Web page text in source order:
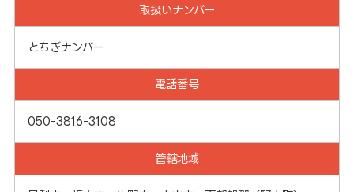
取扱いナンバー
とちぎナンバー
電話番号
050-3816-3108
管轄地域